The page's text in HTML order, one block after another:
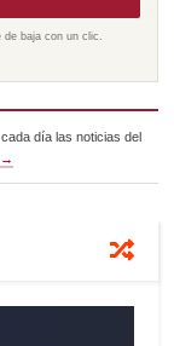
de baja con un clic.
día las noticias del
→